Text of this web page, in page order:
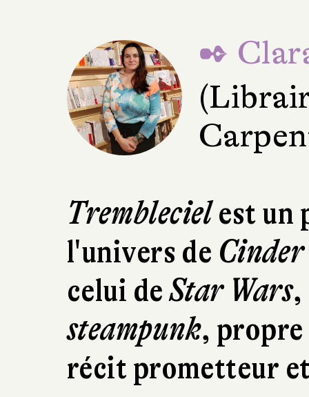
✒
Tremblecielest un
l'univers de Cinder
celui deStar Wars,
steampunk,
récit prometteur